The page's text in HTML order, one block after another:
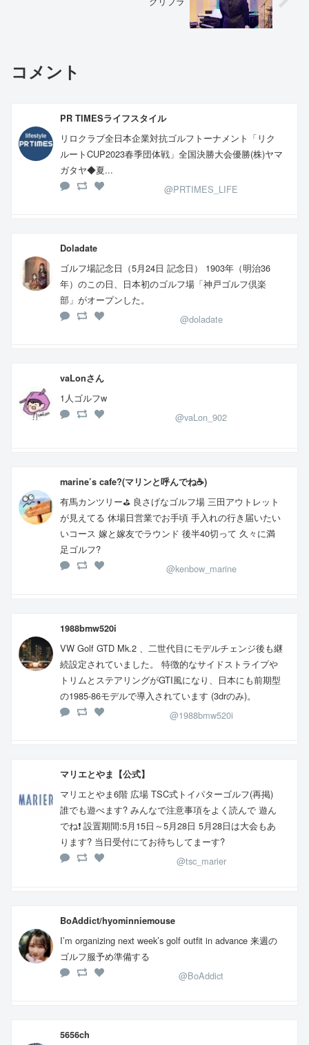
コメント
PR TIMESライフスタイル
リロクラブ全日本企業対抗ゴルフトーナメント「リク
ルートCUP2023春季団体戦」全国決勝大会優勝(株)ヤマ
ガタヤ◆夏...
@PRTIMES_LIFE
Doladate
ゴルフ場記念日（5月24日 記念日） 1903年（明治36
年）のこの日、日本初のゴルフ場「神戸ゴルフ倶楽
部」がオープンした。
@doladate
vaLonさん
1人ゴルフw
@vaLon_902
marine’s cafe?(マリンと呼んでね☕)
有馬カンツリー⛳️ 良さげなゴルフ場 三田アウトレット
が見えてる 休場日営業でお手頃 手入れの行き届いたい
いコース 嫁と嫁友でラウンド 後半40切って 久々に満
足ゴルフ?
@kenbow_marine
1988bmw520i
VW Golf GTD Mk.2 、二世代目にモデルチェンジ後も継
続設定されていました。 特徴的なサイドストライプや
トリムとステアリングがGTI風になり、日本にも前期型
の1985-86モデルで導入されています (3drのみ)。
@1988bmw520i
マリエとやま【公式】
マリエとやま6階 広場 TSC式トイパターゴルフ(再掲)
誰でも遊べます? みんなで注意事項をよく読んで 遊ん
でね❗ 設置期間:5月15日～5月28日 5月28日は大会もあ
ります? 当日受付にてお待ちしてまーす?
@tsc_marier
BoAddict/hyominniemouse
I’m organizing next week’s golf outfit in advance 来週の
ゴルフ服予め準備する
@BoAddict
5656ch